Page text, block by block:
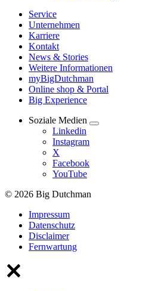
Service
Unternehmen
Karriere
Kontakt
News & Stories
Weitere Informationen
myBigDutchman
Online shop & Portal
Big Experience
Soziale Medien
Linkedin
Instagram
X
Facebook
YouTube
© 2026 Big Dutchman
Impressum
Datenschutz
Disclaimer
Fernwartung